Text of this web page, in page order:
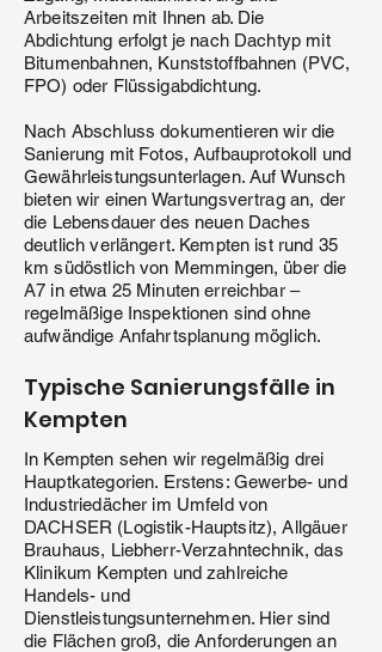
Arbeitszeiten mit Ihnen ab. Die
Abdichtung erfolgt je nach Dachtyp mit
Bitumenbahnen, Kunststoffbahnen (PVC,
FPO) oder Flüssigabdichtung.
Nach Abschluss dokumentieren wir die
Sanierung mit Fotos, Aufbauprotokoll und
Gewährleistungsunterlagen. Auf Wunsch
bieten wir einen Wartungsvertrag an, der
die Lebensdauer des neuen Daches
deutlich verlängert. Kempten ist rund 35
km südöstlich von Memmingen, über die
A7 in etwa 25 Minuten erreichbar –
regelmäßige Inspektionen sind ohne
aufwändige Anfahrtsplanung möglich.
Typische Sanierungsfälle in
Kempten
In Kempten sehen wir regelmäßig drei
Hauptkategorien. Erstens: Gewerbe- und
Industriedächer im Umfeld von
DACHSER (Logistik-Hauptsitz), Allgäuer
Brauhaus, Liebherr-Verzahntechnik, das
Klinikum Kempten und zahlreiche
Handels- und
Dienstleistungsunternehmen. Hier sind
die Flächen groß, die Anforderungen an